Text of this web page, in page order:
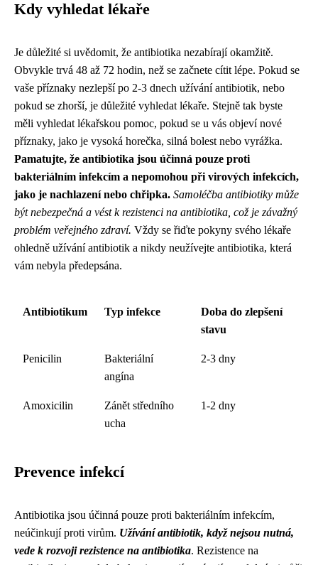
Kdy vyhledat lékaře
Je důležité si uvědomit, že antibiotika nezabírají okamžitě.
Obvykle trvá 48 až 72 hodin, než se začnete cítit lépe. Pokud se
vaše příznaky nezlepší po 2-3 dnech užívání antibiotik, nebo
pokud se zhorší, je důležité vyhledat lékaře. Stejně tak byste
měli vyhledat lékařskou pomoc, pokud se u vás objeví nové
příznaky, jako je vysoká horečka, silná bolest nebo vyrážka.
Pamatujte, že antibiotika jsou účinná pouze proti
bakteriálním infekcím a nepomohou při virových infekcích,
jako je nachlazení nebo chřipka. Samoléčba antibiotiky může
být nebezpečná a vést k rezistenci na antibiotika, což je závažný
problém veřejného zdraví. Vždy se řiďte pokyny svého lékaře
ohledně užívání antibiotik a nikdy neužívejte antibiotika, která
vám nebyla předepsána.
Antibiotikum Typ infekce
Doba do zlepšení
stavu
Penicilin
Bakteriální
angína
2-3 dny
Amoxicilin
Zánět středního
ucha
1-2 dny
Prevence infekcí
Antibiotika jsou účinná pouze proti bakteriálním infekcím,
neúčinkují proti virům. Užívání antibiotik, když nejsou nutná,
vede k rozvoji rezistence na antibiotika. Rezistence na